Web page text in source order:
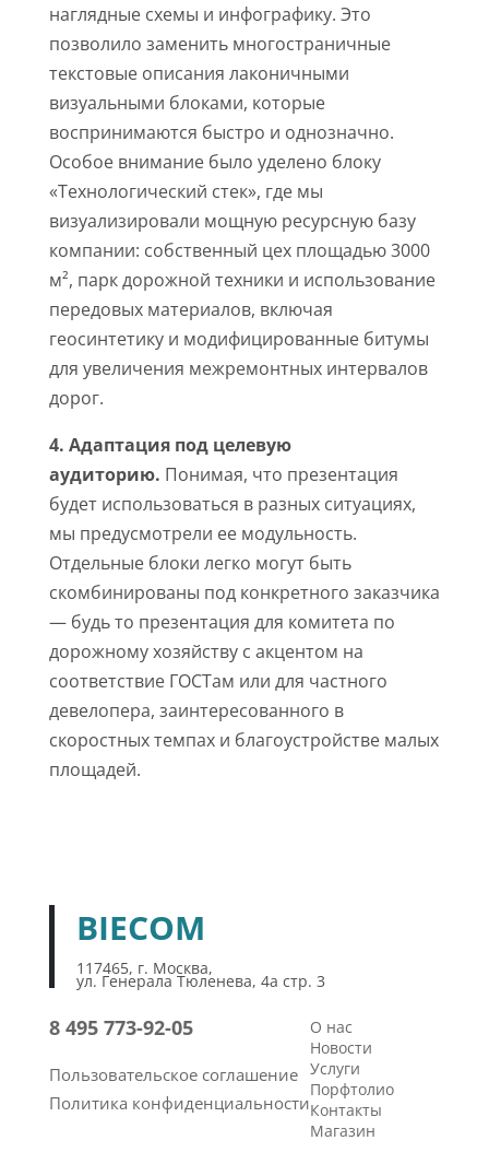
наглядные схемы и инфографику. Это
позволило заменить многостраничные
текстовые описания лаконичными
визуальными блоками, которые
воспринимаются быстро и однозначно.
Особое внимание было уделено блоку
«Технологический стек», где мы
визуализировали мощную ресурсную базу
компании: собственный цех площадью 3000
м², парк дорожной техники и использование
передовых материалов, включая
геосинтетику и модифицированные битумы
для увеличения межремонтных интервалов
дорог.
4. Адаптация под целевую
аудиторию. Понимая, что презентация
будет использоваться в разных ситуациях,
мы предусмотрели ее модульность.
Отдельные блоки легко могут быть
скомбинированы под конкретного заказчика
— будь то презентация для комитета по
дорожному хозяйству с акцентом на
соответствие ГОСТам или для частного
девелопера, заинтересованного в
скоростных темпах и благоустройстве малых
площадей.
BIECOM
117465, г. Москва,
ул. Генерала Тюленева, 4а стр. 3
8 495 773-92-05
Пользовательское соглашение
Политика конфиденциальности
О нас
Новости
Услуги
Порфтолио
Контакты
Магазин